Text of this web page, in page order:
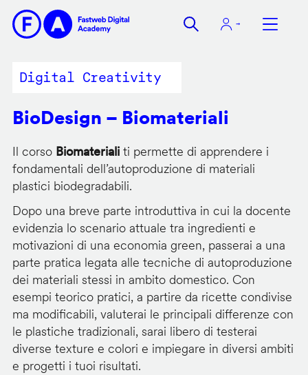
contenuto
Digital Creativity
BioDesign – Biomateriali
Il corso Biomaterialiti permette di apprendere i
fondamentali dell’autoproduzione di materiali
plastici biodegradabili.
Dopo una breve parte introduttiva in cui la docente
evidenzia lo scenario attuale tra ingredienti e
motivazioni di una economia green, passerai a una
parte pratica legata alle tecniche di autoproduzione
dei materiali stessi in ambito domestico. Con
esempi teorico pratici, a partire da ricette condivise
ma modificabili, valuterai le principali differenze con
le plastiche tradizionali, sarai libero di testerai
diverse texture e colori e impiegare in diversi ambiti
e progetti i tuoi risultati.